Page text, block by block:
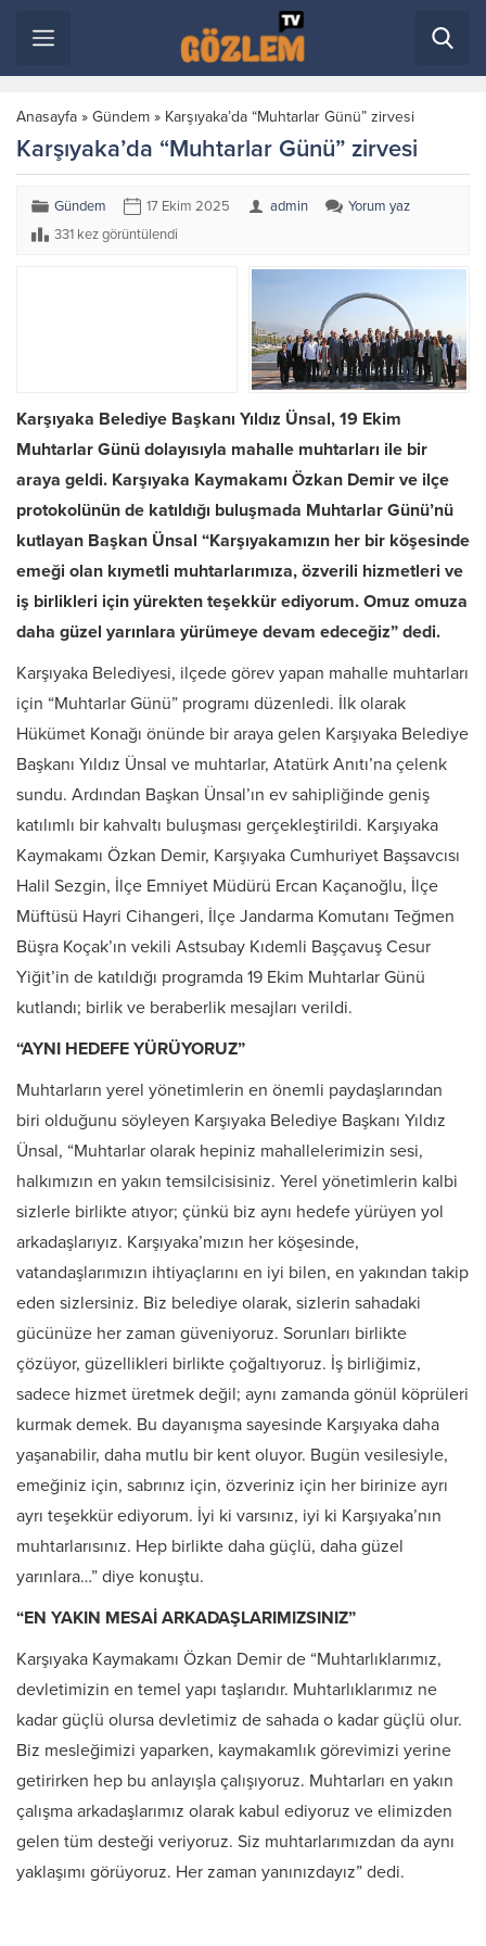
Anasayfa » Gündem » Karşıyaka’da “Muhtarlar Günü” zirvesi
Karşıyaka’da “Muhtarlar Günü” zirvesi
Gündem 17 Ekim 2025 admin
Yorum yaz
331 kez görüntülendi
Karşıyaka Belediye Başkanı Yıldız Ünsal, 19 Ekim
Muhtarlar Günü dolayısıyla mahalle muhtarları ile bir
araya geldi. Karşıyaka Kaymakamı Özkan Demir ve ilçe
protokolünün de katıldığı buluşmada Muhtarlar Günü’nü
kutlayan Başkan Ünsal “Karşıyakamızın her bir köşesinde
emeği olan kıymetli muhtarlarımıza, özverili hizmetleri ve
iş birlikleri için yürekten teşekkür ediyorum. Omuz omuza
daha güzel yarınlara yürümeye devam edeceğiz” dedi.
Karşıyaka Belediyesi, ilçede görev yapan mahalle muhtarları
için “Muhtarlar Günü” programı düzenledi. İlk olarak
Hükümet Konağı önünde bir araya gelen Karşıyaka Belediye
Başkanı Yıldız Ünsal ve muhtarlar, Atatürk Anıtı’na çelenk
sundu. Ardından Başkan Ünsal’ın ev sahipliğinde geniş
katılımlı bir kahvaltı buluşması gerçekleştirildi. Karşıyaka
Kaymakamı Özkan Demir, Karşıyaka Cumhuriyet Başsavcısı
Halil Sezgin, İlçe Emniyet Müdürü Ercan Kaçanoğlu, İlçe
Müftüsü Hayri Cihangeri, İlçe Jandarma Komutanı Teğmen
Büşra Koçak’ın vekili Astsubay Kıdemli Başçavuş Cesur
Yiğit’in de katıldığı programda 19 Ekim Muhtarlar Günü
kutlandı; birlik ve beraberlik mesajları verildi.
“AYNI HEDEFE YÜRÜYORUZ”
Muhtarların yerel yönetimlerin en önemli paydaşlarından
biri olduğunu söyleyen Karşıyaka Belediye Başkanı Yıldız
Ünsal, “Muhtarlar olarak hepiniz mahallelerimizin sesi,
halkımızın en yakın temsilcisisiniz. Yerel yönetimlerin kalbi
sizlerle birlikte atıyor; çünkü biz aynı hedefe yürüyen yol
arkadaşlarıyız. Karşıyaka’mızın her köşesinde,
vatandaşlarımızın ihtiyaçlarını en iyi bilen, en yakından takip
eden sizlersiniz. Biz belediye olarak, sizlerin sahadaki
gücünüze her zaman güveniyoruz. Sorunları birlikte
çözüyor, güzellikleri birlikte çoğaltıyoruz. İş birliğimiz,
sadece hizmet üretmek değil; aynı zamanda gönül köprüleri
kurmak demek. Bu dayanışma sayesinde Karşıyaka daha
yaşanabilir, daha mutlu bir kent oluyor. Bugün vesilesiyle,
emeğiniz için, sabrınız için, özveriniz için her birinize ayrı
ayrı teşekkür ediyorum. İyi ki varsınız, iyi ki Karşıyaka’nın
muhtarlarısınız. Hep birlikte daha güçlü, daha güzel
yarınlara…” diye konuştu.
“EN YAKIN MESAİ ARKADAŞLARIMIZSINIZ”
Karşıyaka Kaymakamı Özkan Demir de “Muhtarlıklarımız,
devletimizin en temel yapı taşlarıdır. Muhtarlıklarımız ne
kadar güçlü olursa devletimiz de sahada o kadar güçlü olur.
Biz mesleğimizi yaparken, kaymakamlık görevimizi yerine
getirirken hep bu anlayışla çalışıyoruz. Muhtarları en yakın
çalışma arkadaşlarımız olarak kabul ediyoruz ve elimizden
gelen tüm desteği veriyoruz. Siz muhtarlarımızdan da aynı
yaklaşımı görüyoruz. Her zaman yanınızdayız” dedi.